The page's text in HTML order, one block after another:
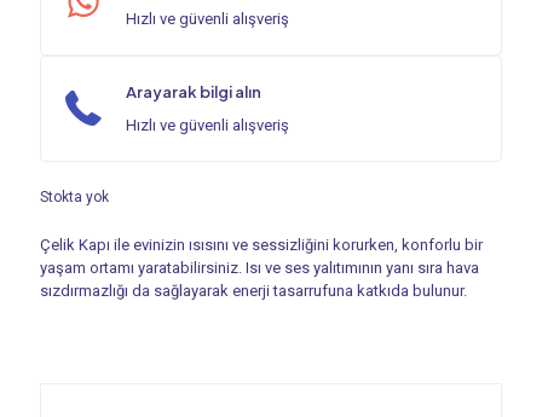
Hızlı ve güvenli alışveriş
Arayarak bilgi alın
Hızlı ve güvenli alışveriş
Stokta yok
Çelik Kapı ile evinizin ısısını ve sessizliğini korurken, konforlu bir
yaşam ortamı yaratabilirsiniz. Isı ve ses yalıtımının yanı sıra hava
sızdırmazlığı da sağlayarak enerji tasarrufuna katkıda bulunur.